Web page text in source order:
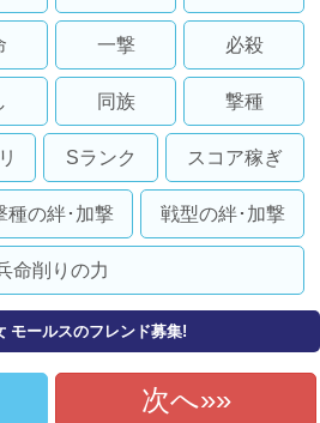
一撃 必殺
同族 撃種
Sランク スコア稼ぎ
種の絆･加撃 戦型の絆･加撃
命削りの力
ールスのフレンド募集!
次へ»